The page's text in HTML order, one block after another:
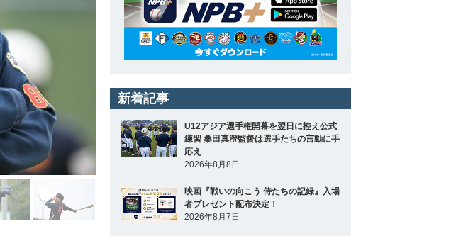
新着記事
U12アジア選手権開幕を翌日に控え公式
練習 桑田真澄監督は選手たちの言動に手
応え
2026年8月8日
映画『戦いの向こう 侍たちの記録』入場
者プレゼント配布決定！
2026年8月7日